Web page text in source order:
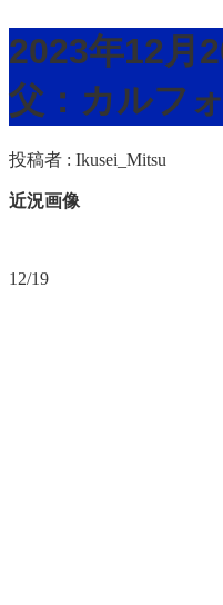
2023年12
父：カルフ
投稿者 : Ikusei_Mitsu
近況画像
12/19